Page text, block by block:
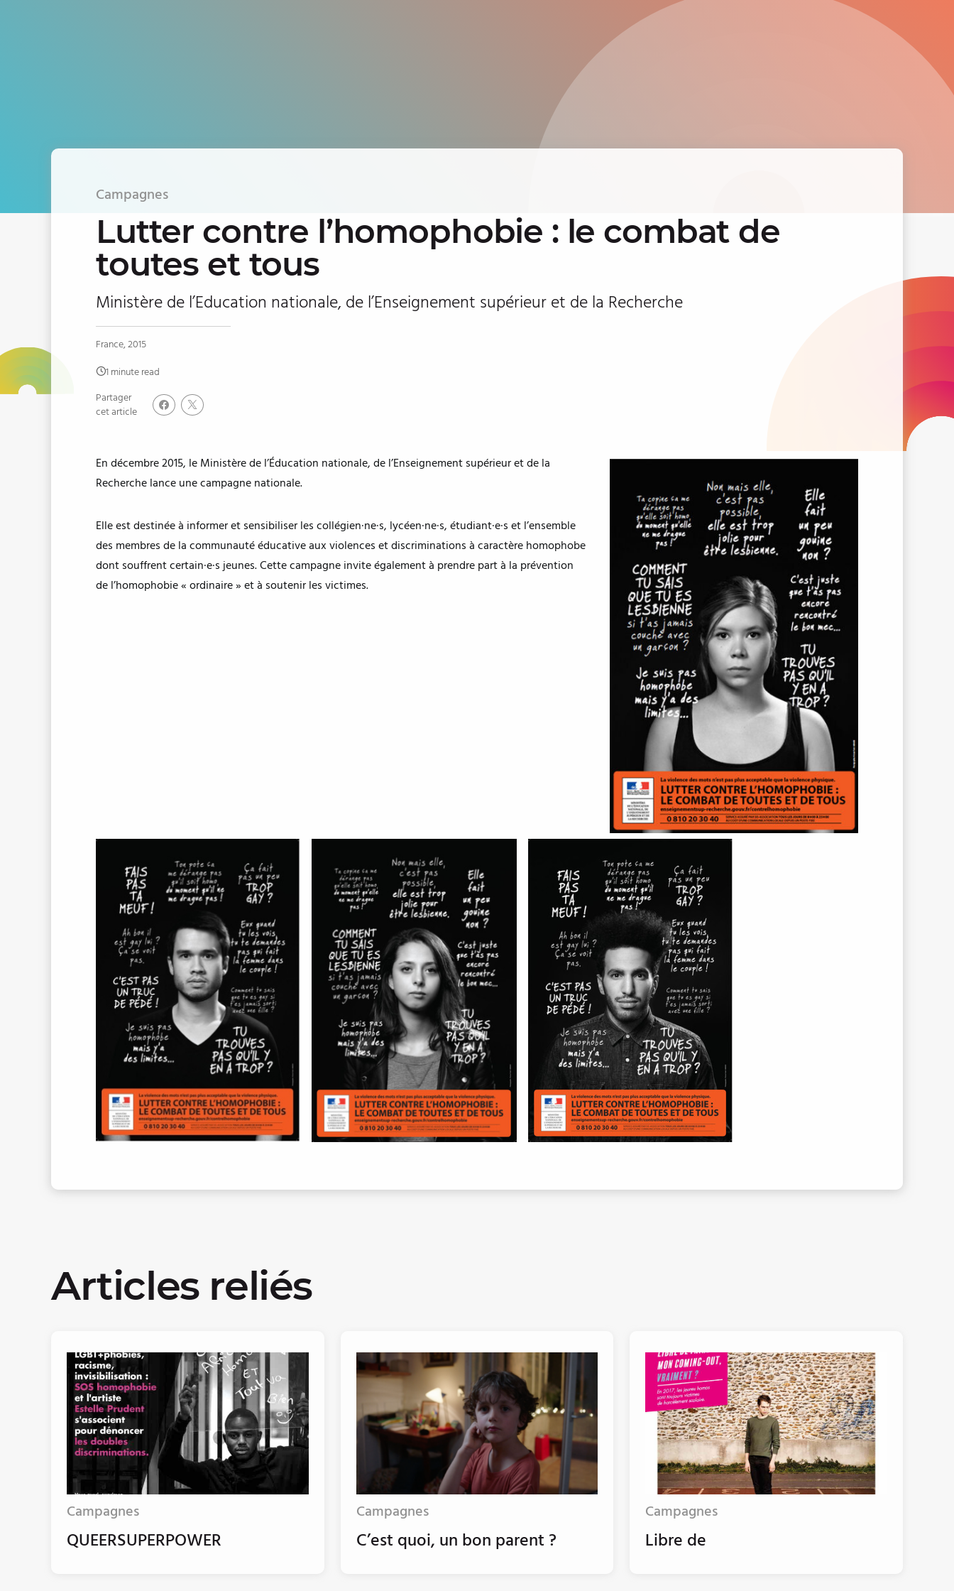
Campagnes
Lutter contre l’homophobie : le combat de
toutes et tous
Ministère de l’Education nationale, de l’Enseignement supérieur et de la Recherche
France, 2015
1 minute read
Partager
cet article
En décembre 2015, le Ministère de l’Éducation nationale, de l’Enseignement supérieur et de la
Recherche lance une campagne nationale.
Elle est destinée à informer et sensibiliser les collégien·ne·s, lycéen·ne·s, étudiant·e·s et l’ensemble
des membres de la communauté éducative aux violences et discriminations à caractère homophobe
dont souffrent certain·e·s jeunes. Cette campagne invite également à prendre part à la prévention
de l’homophobie « ordinaire » et à soutenir les victimes.
Articles reliés
Campagnes
QUEERSUPERPOWER
Campagnes
C’est quoi, un bon parent ?
Campagnes
Libre de